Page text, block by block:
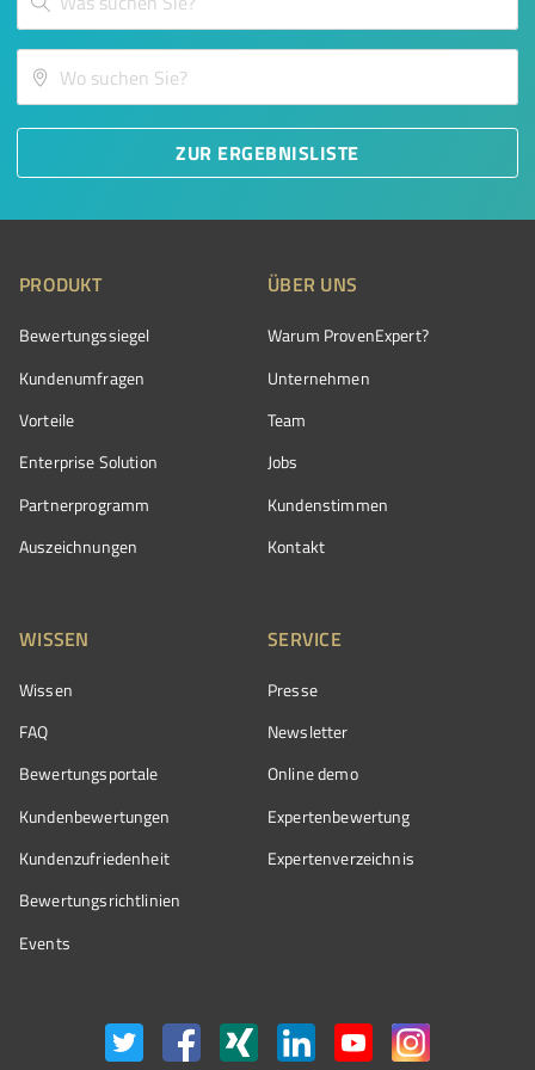
ZUR ERGEBNISLISTE
PRODUKT
Bewertungssiegel
Kundenumfragen
Vorteile
Enterprise Solution
Partnerprogramm
Auszeichnungen
ÜBER UNS
Warum ProvenExpert?
Unternehmen
Team
Jobs
Kundenstimmen
Kontakt
WISSEN
Wissen
FAQ
Bewertungsportale
Kundenbewertungen
Kundenzufriedenheit
Bewertungs­richtlinien
Events
SERVICE
Presse
Newsletter
Online demo
Expertenbewertung
Expertenverzeichnis